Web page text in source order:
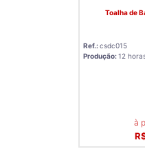
Toalha de
Ref.:csdc015
Produção:12
à